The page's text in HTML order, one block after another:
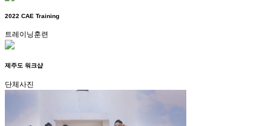
2022 CAE Training
트레이닝훈련
제주도 워크샵
단체사진